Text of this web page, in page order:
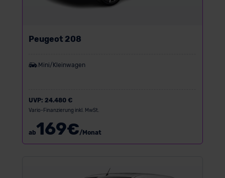
Peugeot 208
Mini/Kleinwagen
UVP: 24.480 €
Vario-Finanzierung inkl. MwSt.
ab169€/Monat